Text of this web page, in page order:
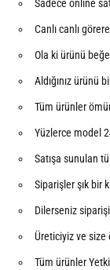
Sadece online
Canlı canlı
Ola ki ürünü
Aldığınız ürünü
Tüm ürünler
Yüzlerce model
Satışa sunulan
Siparişler şık bir
Dilerseniz
Üreticiyiz ve
Tüm ürünler